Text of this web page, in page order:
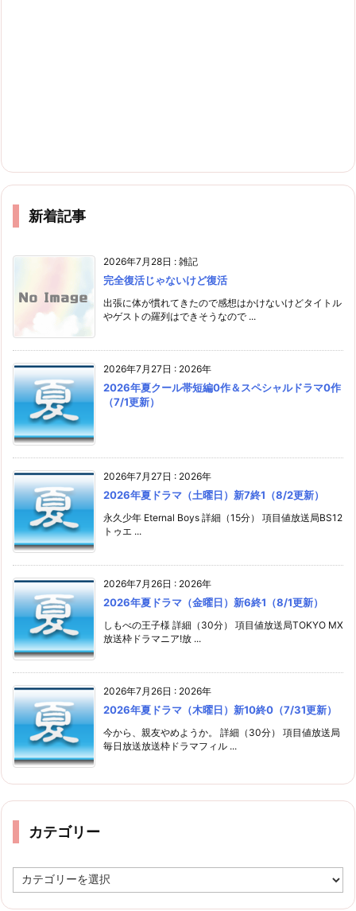
新着記事
2026年7月28日 : 雑記
完全復活じゃないけど復活
出張に体が慣れてきたので感想はかけないけどタイトル
やゲストの羅列はできそうなので ...
2026年7月27日 : 2026年
2026年夏クール帯短編0作＆スペシャルドラマ0作
（7/1更新）
2026年7月27日 : 2026年
2026年夏ドラマ（土曜日）新7終1（8/2更新）
永久少年 Eternal Boys 詳細（15分） 項目値放送局BS12
トゥエ ...
2026年7月26日 : 2026年
2026年夏ドラマ（金曜日）新6終1（8/1更新）
しもべの王子様 詳細（30分） 項目値放送局TOKYO MX
放送枠ドラマニア!放 ...
2026年7月26日 : 2026年
2026年夏ドラマ（木曜日）新10終0（7/31更新）
今から、親友やめようか。 詳細（30分） 項目値放送局
毎日放送放送枠ドラマフィル ...
カテゴリー
テ